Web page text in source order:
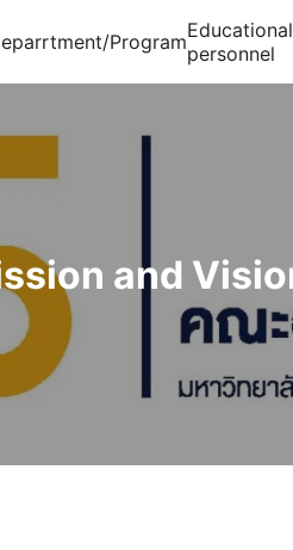
ProgramEducational
personnel
and